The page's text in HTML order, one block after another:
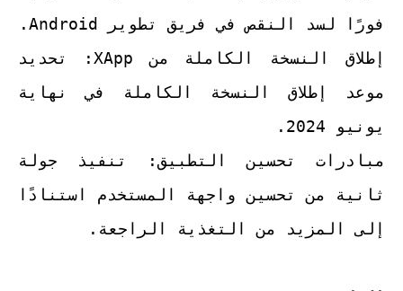
فورًا لسد النقص في فريق تطوير Android.
إطلاق النسخة الكاملة من XApp: تحديد
موعد إطلاق النسخة الكاملة في نهاية
يونيو 2024.
مبادرات تحسين التطبيق: تنفيذ جولة
ثانية من تحسين واجهة المستخدم استنادًا
إلى المزيد من التغذية الراجعة.